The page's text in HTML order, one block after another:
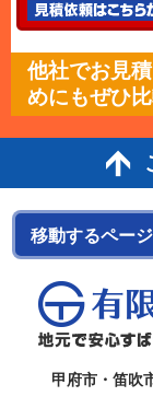
他社でお見
めにもぜひ
甲府市・笛吹